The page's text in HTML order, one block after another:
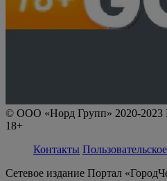
© ООО «Норд Групп» 2020-2023
18+
Контакты
Сетевое издание Портал